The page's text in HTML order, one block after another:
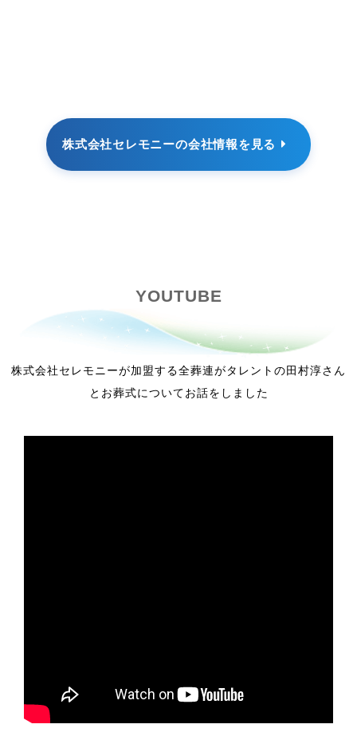
株式会社セレモニーの会社情報を見る
YOUTUBE
株式会社セレモニーが加盟する全葬連がタレントの田村淳さん
とお葬式についてお話をしました